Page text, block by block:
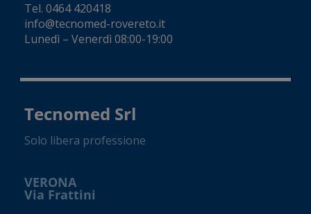
Tel. 0464 420418
info@tecnomed-rovereto.it
Lunedì – Venerdì 08:00-19:00
Tecnomed Srl
Solo libera professione
VERONA
Via Frattini